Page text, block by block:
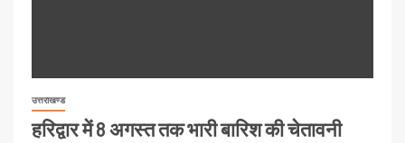
उत्तराखण्ड
हरिद्वार में 8 अगस्त तक भारी बारिश की चेतावनी